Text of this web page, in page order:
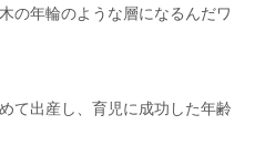
の年輪のような層になるんだワ
て出産し、育児に成功した年齢